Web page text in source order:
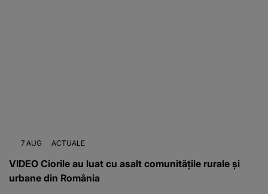
7 AUG ACTUALE
VIDEO Ciorile au luat cu asalt comunitățile rurale și
urbane din România